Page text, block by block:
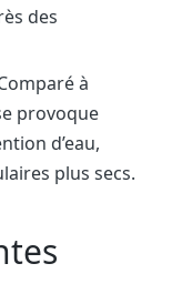
des
à
provoque
d’eau,
plus secs.